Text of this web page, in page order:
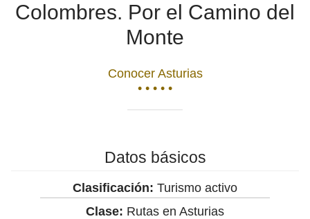
Colombres. Por el Camino del
Monte
Conocer Asturias
• • • • •
Datos básicos
Clasificación: Turismo activo
Clase: Rutas en Asturias